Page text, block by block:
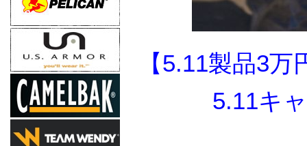
【5.11製品3
5.11キ